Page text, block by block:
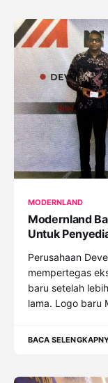
MODERNLAND
Modernland
Untuk
Perusahaan
mempertegas
baru setelah
lama. Logo baru
BACA